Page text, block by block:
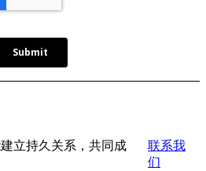
立持久关系，共同成
联系我
们